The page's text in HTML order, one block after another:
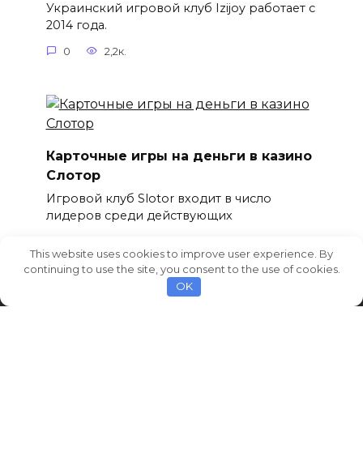
Украинский игровой клуб Izijoy работает с
2014 года.
0 2,2к.
Карточные игры на деньги в казино
Слотор
Игровой клуб Slotor входит в число
лидеров среди действующих
This website uses cookies to improve user experience. By
continuing to use the site, you consent to the use of cookies.
OK